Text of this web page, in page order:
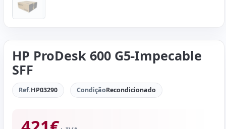
HP ProDesk 600 G5-Impecable
SFF
Ref.HP03290 CondiçãoRecondicionado